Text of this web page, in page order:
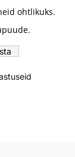
ohtlikuks.